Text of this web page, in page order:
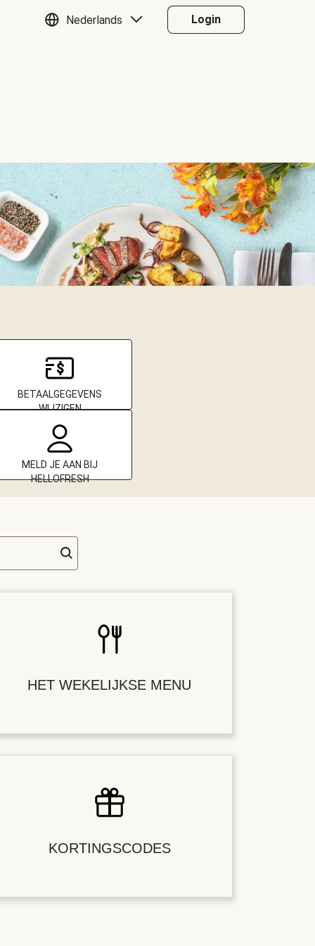
Nederlands Login
BETAALGEGEVENS
WIJZIGEN
MELD JE AAN BIJ
HELLOFRESH
HET WEKELIJKSE MENU
KORTINGSCODES